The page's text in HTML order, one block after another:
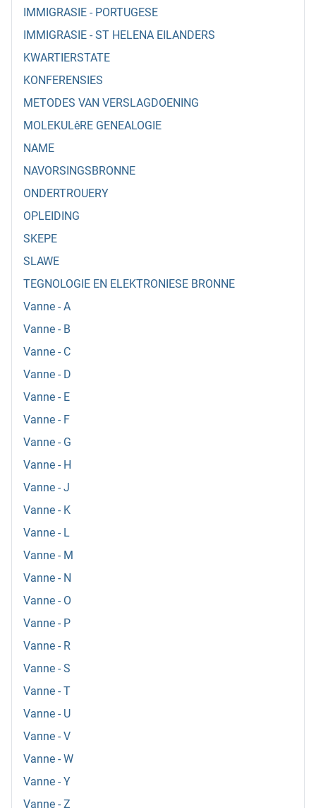
IMMIGRASIE - PORTUGESE
IMMIGRASIE - ST HELENA EILANDERS
KWARTIERSTATE
KONFERENSIES
METODES VAN VERSLAGDOENING
MOLEKULêRE GENEALOGIE
NAME
NAVORSINGSBRONNE
ONDERTROUERY
OPLEIDING
SKEPE
SLAWE
TEGNOLOGIE EN ELEKTRONIESE BRONNE
Vanne - A
Vanne - B
Vanne - C
Vanne - D
Vanne - E
Vanne - F
Vanne - G
Vanne - H
Vanne - J
Vanne - K
Vanne - L
Vanne - M
Vanne - N
Vanne - O
Vanne - P
Vanne - R
Vanne - S
Vanne - T
Vanne - U
Vanne - V
Vanne - W
Vanne - Y
Vanne - Z